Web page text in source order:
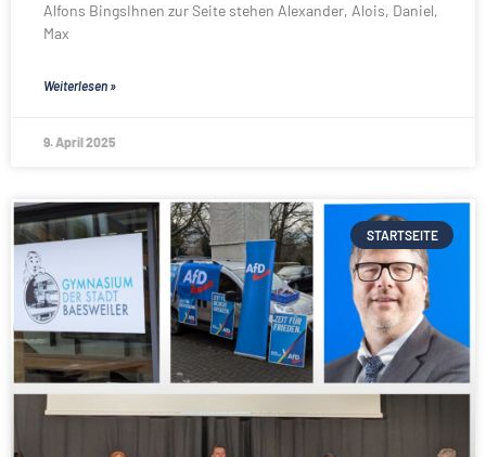
Alfons BingsIhnen zur Seite stehen Alexander, Alois, Daniel,
Max
Weiterlesen »
9. April 2025
STARTSEITE